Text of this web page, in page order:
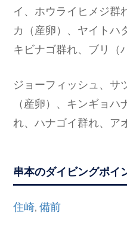
イ、ホウライヒメジ群
カ（産卵）、ヤイトハ
キビナゴ群れ、ブリ（
ジョーフィッシュ、サ
（産卵）、キンギョ
れ、ハナゴイ群れ、ア
串本のダイビングポイ
住崎,備前